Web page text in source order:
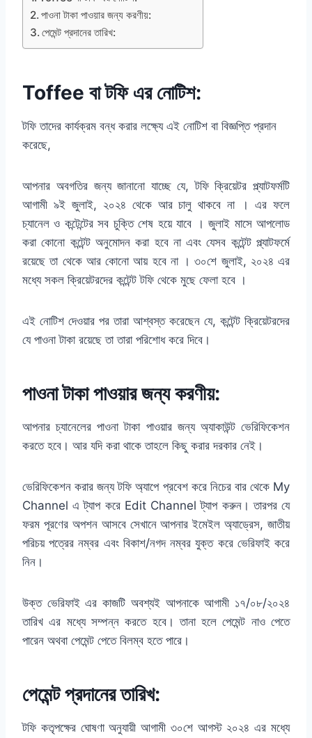
পাওনা টাকা পাওয়ার জন্য করণীয়:
পেমেন্ট প্রদানের তারিখ:
Toffee বা টফি এর নোটিশ:
টফি তাদের কার্যক্রম বন্ধ করার লক্ষ্যে এই নোটিশ বা বিজ্ঞপ্তি প্রদান
করেছে,
আপনার অবগতির জন্য জানানো যাচ্ছে যে, টফি ক্রিয়েটর প্ল্যাটফর্মটি
আগামী ৯ই জুলাই, ২০২৪ থেকে আর চালু থাকবে না । এর ফলে
চ্যানেল ও কন্টেন্টের সব চুক্তি শেষ হয়ে যাবে । জুলাই মাসে আপলোড
করা কোনো কন্টেন্ট অনুমোদন করা হবে না এবং যেসব কন্টেন্ট প্ল্যাটফর্মে
রয়েছে তা থেকে আর কোনো আয় হবে না । ৩০শে জুলাই, ২০২৪ এর
মধ্যে সকল ক্রিয়েটরদের কন্টেন্ট টফি থেকে মুছে ফেলা হবে ।
এই নোটিশ দেওয়ার পর তারা আশ্বস্ত করেছেন যে, কন্টেন্ট ক্রিয়েটরদের
যে পাওনা টাকা রয়েছে তা তারা পরিশোধ করে দিবে।
পাওনা টাকা পাওয়ার জন্য করণীয়:
আপনার চ্যানেলের পাওনা টাকা পাওয়ার জন্য অ্যাকাউন্ট ভেরিফিকেশন
করতে হবে। আর যদি করা থাকে তাহলে কিছু করার দরকার নেই।
ভেরিফিকেশন করার জন্য টফি অ্যাপে প্রবেশ করে নিচের বার থেকে My
Channel এ ট্যাপ করে Edit Channel ট্যাপ করুন। তারপর যে
ফরম পূরণের অপশন আসবে সেখানে আপনার ইমেইল অ্যাড্রেস, জাতীয়
পরিচয় পত্রের নম্বর এবং বিকাশ/নগদ নম্বর যুক্ত করে ভেরিফাই করে
নিন।
উক্ত ভেরিফাই এর কাজটি অবশ্যই আপনাকে আগামী ১৭/০৮/২০২৪
তারিখ এর মধ্যে সম্পন্ন করতে হবে। তানা হলে পেমেন্ট নাও পেতে
পারেন অথবা পেমেন্ট পেতে বিলম্ব হতে পারে।
পেমেন্ট প্রদানের তারিখ:
টফি কতৃপক্ষের ঘোষণা অনুযায়ী আগামী ৩০শে আগস্ট ২০২৪ এর মধ্যে